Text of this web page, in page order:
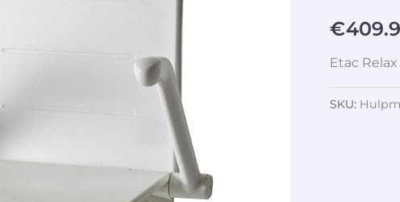
€
Etac
SKU: